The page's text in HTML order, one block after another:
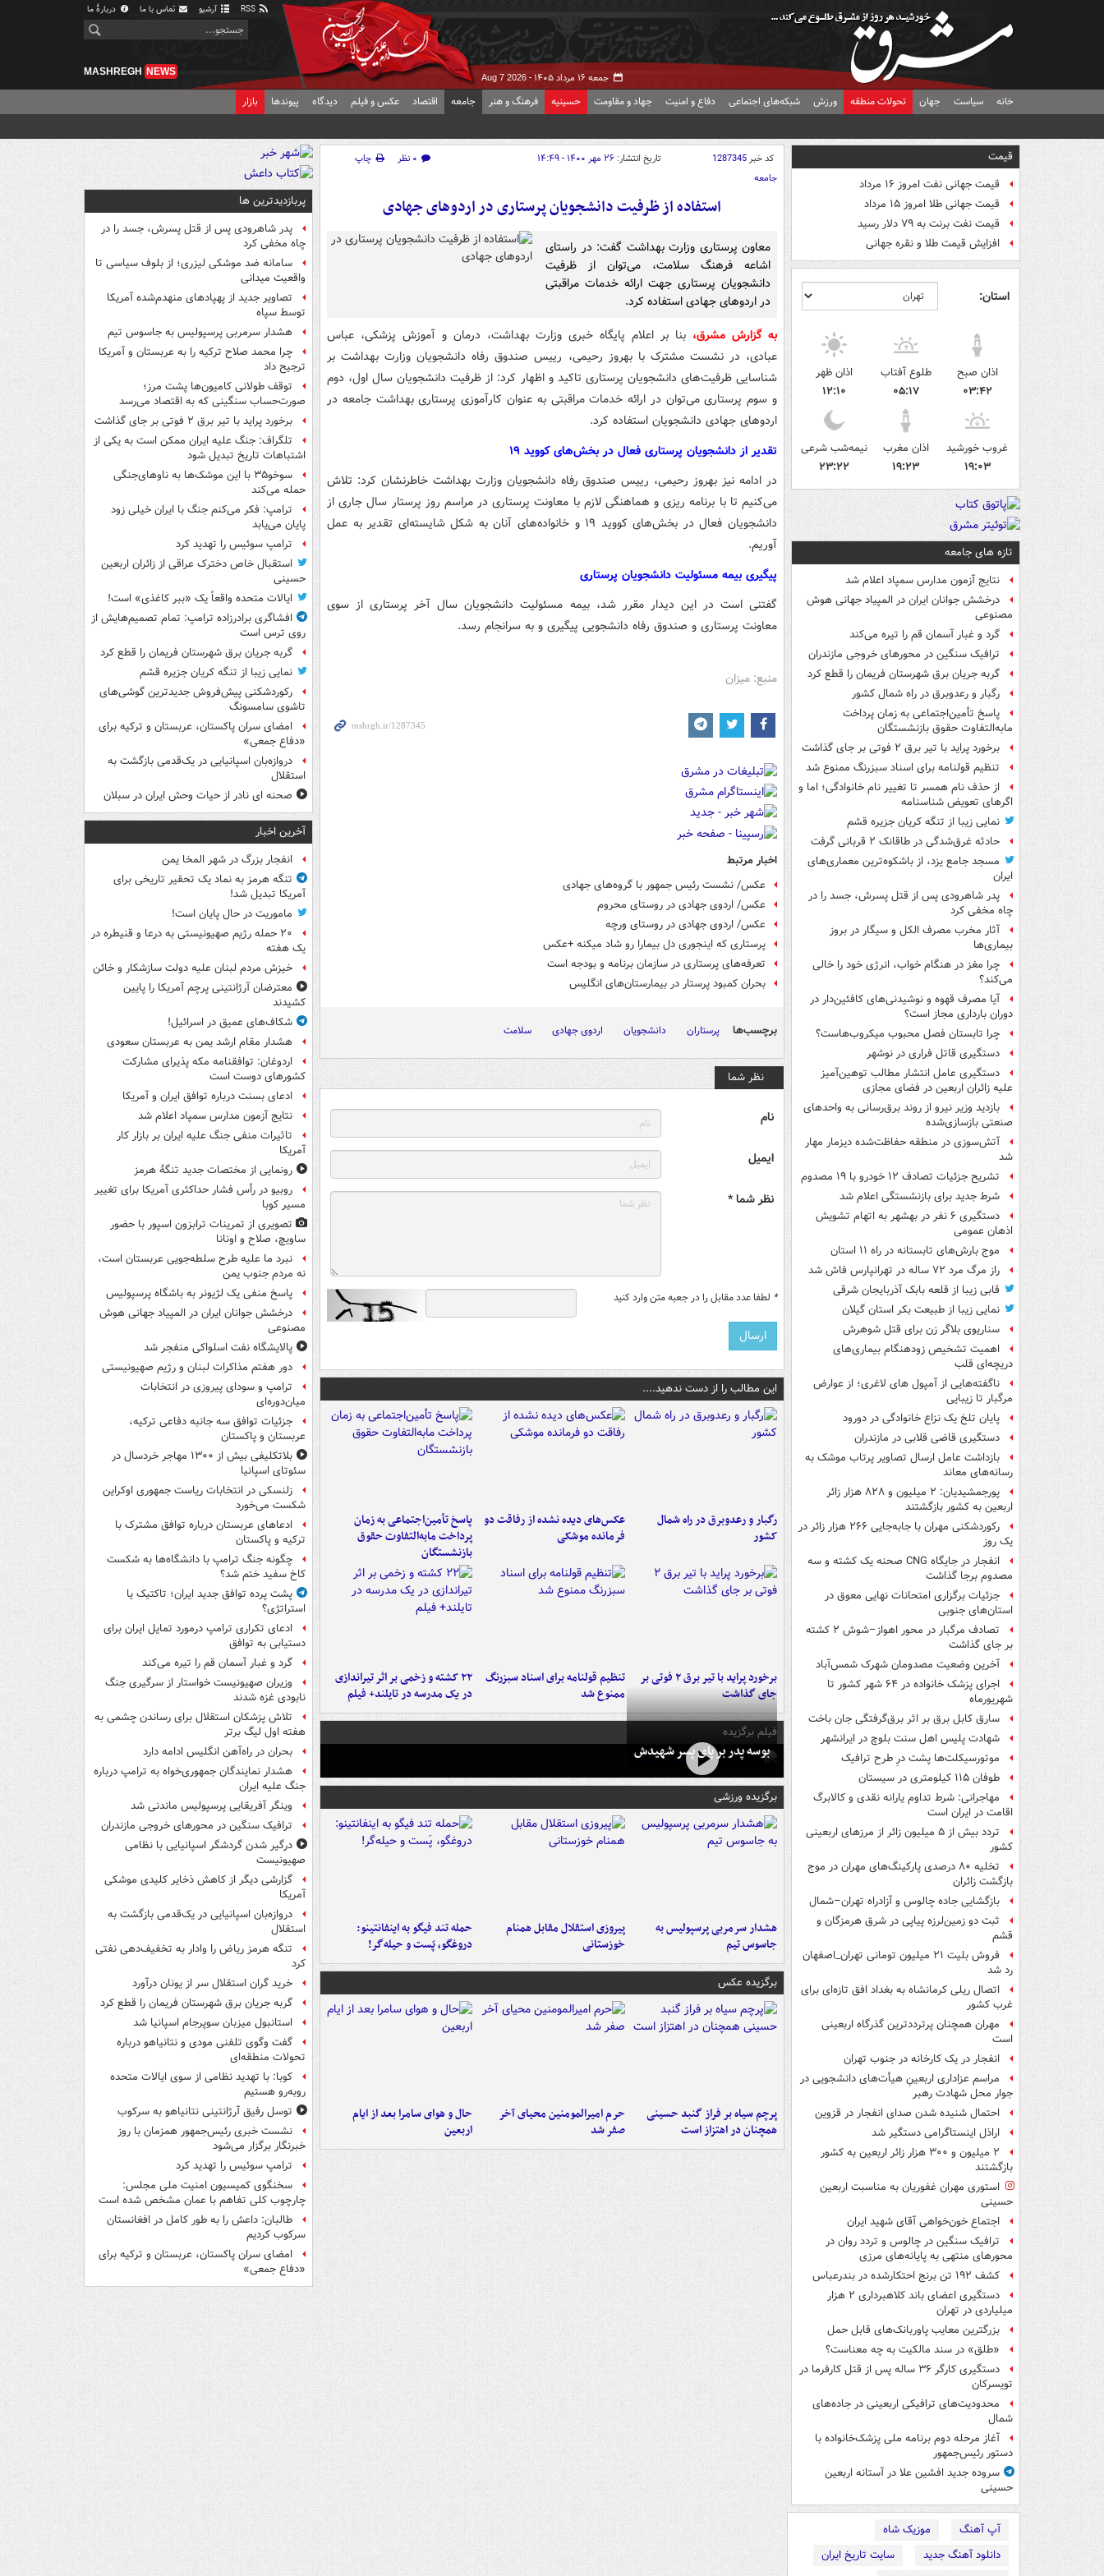
آرشیو تماس با ما دربارهٔ ما
جمعه ۱۶ مرداد ۱۴۰۵ - Aug 7 2026
MASHREGH NEWS
خانه سیاست جهان تحولات منطقه ورزش شبکه‌های اجتماعی دفاع و امنیت جهاد و مقاومت حسینیه فرهنگ و هنر جامعه اقتصاد عکس و فیلم دیدگاه پیوندها بازار
قیمت
قیمت جهانی نفت امروز ۱۶ مرداد
قیمت جهانی طلا امروز ۱۵ مرداد
قیمت نفت برنت به ۷۹ دلار رسید
افزایش قیمت طلا و نقره جهانی
استان:
اذان صبح
۰۳:۴۲
طلوع آفتاب
۰۵:۱۷
اذان ظهر
۱۲:۱۰
غروب خورشید
۱۹:۰۳
اذان مغرب
۱۹:۲۳
نیمه‌شب شرعی
۲۳:۲۲
تازه های جامعه
نتایج آزمون مدارس سمپاد اعلام شد
درخشش جوانان ایران در المپیاد جهانی هوش
مصنوعی
گرد و غبار آسمان قم را تیره می‌کند
ترافیک سنگین در محورهای خروجی مازندران
گربه جریان برق شهرستان فریمان را قطع کرد
رگبار و رعدوبرق در راه شمال کشور
پاسخ تأمین‌اجتماعی به زمان پرداخت
مابه‌التفاوت حقوق بازنشستگان
برخورد پراید با تیر برق ۲ فوتی بر جای گذاشت
تنظیم قولنامه برای اسناد سبزرنگ ممنوع شد
از حذف نام همسر تا تغییر نام خانوادگی؛ اما و
اگرهای تعویض شناسنامه
نمایی زیبا از تنگه کریان جزیره قشم
حادثه غرق‌شدگی در طاقانک ۲ قربانی گرفت
مسجد جامع یزد، از باشکوه‌ترین معماری‌های
ایران
پدر شاهرودی پس از قتل پسرش، جسد را در
چاه مخفی کرد
آثار مخرب مصرف الکل و سیگار در بروز
بیماری‌ها
چرا مغز در هنگام خواب، انرژی خود را خالی
می‌کند؟
آیا مصرف قهوه و نوشیدنی‌های کافئین‌دار در
دوران بارداری مجاز است؟
چرا تابستان فصل محبوب میکروب‌هاست؟
دستگیری قاتل فراری در نوشهر
دستگیری عامل انتشار مطالب توهین‌آمیز
علیه زائران اربعین در فضای مجازی
بازدید وزیر نیرو از روند برق‌رسانی به واحدهای
صنعتی بازسازی‌شده
آتش‌سوزی در منطقه حفاظت‌شده دیزمار مهار
شد
تشریح جزئیات تصادف ۱۲ خودرو با ۱۹ مصدوم
شرط جدید برای بازنشستگی اعلام شد
دستگیری ۶ نفر در بهشهر به اتهام تشویش
اذهان عمومی
موج بارش‌های تابستانه در راه ۱۱ استان
راز مرگ مرد ۷۲ ساله در تهرانپارس فاش شد
قابی زیبا از قلعه بابک آذربایجان شرقی
نمایی زیبا از طبیعت بکر استان گیلان
سناریوی بلاگر زن برای قتل شوهرش
اهمیت تشخیص زودهنگام بیماری‌های
دریچه‌ای قلب
ناگفته‌هایی از آمپول های لاغری؛ از عوارض
مرگبار تا زیبایی
پایان تلخ یک نزاع خانوادگی در دورود
دستگیری قاضی قلابی در مازندران
بازداشت عامل ارسال تصاویر پرتاب موشک به
رسانه‌های معاند
پورجمشیدیان: ۲ میلیون و ۸۲۸ هزار زائر
اربعین به کشور بازگشتند
رکوردشکنی مهران با جابه‌جایی ۲۶۶ هزار زائر در
یک روز
انفجار در جایگاه CNG صحنه یک کشته و سه
مصدوم برجا گذاشت
جزئیات برگزاری امتحانات نهایی معوق در
استان‌های جنوبی
تصادف مرگبار در محور اهواز–شوش ۲ کشته
بر جای گذاشت
آخرین وضعیت مصدومان شهرک شمس‌آباد
اجرای پزشک خانواده در ۶۴ شهر کشور تا
شهریورماه
سارق کابل برق بر اثر برق‌گرفتگی جان باخت
شهادت پلیس اهل سنت بلوچ در ایرانشهر
موتورسیکلت‌ها پشت درِ طرح ترافیک
طوفان ۱۱۵ کیلومتری در سیستان
مهاجرانی: شرط تداوم یارانه نقدی و کالابرگ
اقامت در ایران است
تردد بیش از ۵ میلیون زائر از مرزهای اربعینی
کشور
تخلیه ۸۰ درصدی پارکینگ‌های مهران در موج
بازگشت زائران
بازگشایی جاده چالوس و آزادراه تهران–شمال
ثبت دو زمین‌لرزه پیاپی در شرق هرمزگان و
قشم
فروش بلیت ۲۱ میلیون تومانی تهران_اصفهان
رد شد
اتصال ریلی کرمانشاه به بغداد افق تازه‌ای برای
غرب کشور
مهران همچنان پرترددترین گذرگاه اربعینی
است
انفجار در یک کارخانه در جنوب تهران
مراسم عزاداری اربعینِ هیأت‌های دانشجویی در
جوار محل شهادت رهبر
احتمال شنیده شدن صدای انفجار در قزوین
اراذل اینستاگرامی دستگیر شد
۲ میلیون و ۳۰۰ هزار زائر اربعین به کشور
بازگشتند
استوری مهران غفوریان به مناسبت اربعین
حسینی
اجتماع خون‌خواهی آقای شهید ایران
ترافیک سنگین در چالوس و تردد روان در
محورهای منتهی به پایانه‌های مرزی
کشف ۱۹۲ تن برنج احتکارشده در بندرعباس
دستگیری اعضای باند کلاهبرداری ۲ هزار
میلیاردی در تهران
بزرگترین معایب پاوربانک‌های قابل حمل
«طلق» در سند مالکیت به چه معناست؟
دستگیری کارگر ۳۶ ساله پس از قتل کارفرما در
تویسرکان
محدودیت‌های ترافیکی اربعینی در جاده‌های
شمال‌
آغاز مرحله دوم برنامه ملی پزشک‌خانواده با
دستور رئیس‌جمهور
سروده جدید افشین علا در آستانه اربعین
حسینی
آپ آهنگ
موزیک شاه
دانلود آهنگ جدید
سایت تاریخ ایران
کد خبر1287345 تاریخ انتشار: ۲۶ مهر ۱۴۰۰ - ۱۴:۴۹ ۰ نظر
چاپ
جامعه
استفاده از ظرفیت دانشجویان پرستاری در اردوهای جهادی
معاون پرستاری وزارت بهداشت گفت: در راستای
اشاعه فرهنگ سلامت، می‌توان از ظرفیت
دانشجویان پرستاری جهت ارائه خدمات مراقبتی
در اردوهای جهادی استفاده کرد.
به گزارش مشرق، بنا بر اعلام پایگاه خبری وزارت بهداشت، درمان و آموزش پزشکی، عباس
عبادی، در نشست مشترک با بهروز رحیمی، رییس صندوق رفاه دانشجویان وزارت بهداشت بر
شناسایی ظرفیت‌های دانشجویان پرستاری تاکید و اظهار کرد: از ظرفیت دانشجویان سال اول، دوم
و سوم پرستاری می‌توان در ارائه خدمات مراقبتی به عنوان کارآموزی پرستاری بهداشت جامعه در
اردوهای جهادی دانشجویان استفاده کرد.
تقدیر از دانشجویان پرستاری فعال در بخش‌های کووید ۱۹
در ادامه نیز بهروز رحیمی، رییس صندوق رفاه دانشجویان وزارت بهداشت خاطرنشان کرد: تلاش
می‌کنیم تا با برنامه ریزی و هماهنگی لازم با معاونت پرستاری در مراسم روز پرستار سال جاری از
دانشجویان فعال در بخش‌های کووید ۱۹ و خانواده‌های آنان به شکل شایسته‌ای تقدیر به عمل
آوریم.
پیگیری بیمه مسئولیت دانشجویان پرستاری
گفتنی است در این دیدار مقرر شد، بیمه مسئولیت دانشجویان سال آخر پرستاری از سوی
معاونت پرستاری و صندوق رفاه دانشجویی پیگیری و به سرانجام رسد.
منبع: میزان
اخبار مرتبط
عکس/ نشست رئیس جمهور با گروه‌های جهادی
عکس/ اردوی جهادی در روستای محروم
عکس/ اردوی جهادی در روستای ورچه
پرستاری که اینجوری دل بیمارا رو شاد میکنه +عکس
تعرفه‌های پرستاری در سازمان برنامه و بودجه است
بحران کمبود پرستار در بیمارستان‌های انگلیس
برچسب‌ها پرستاران دانشجویان اردوی جهادی سلامت
نظر شما
نام
ایمیل
نظر شما *
* لطفا عدد مقابل را در جعبه متن وارد کنید
این مطالب را از دست ندهید....
رگبار و رعدوبرق در راه شمال
کشور
عکس‌های دیده نشده از رفاقت دو
فرمانده‌ موشکی
پاسخ تأمین‌اجتماعی به زمان
پرداخت مابه‌التفاوت حقوق
بازنشستگان
برخورد پراید با تیر برق ۲ فوتی بر
جای گذاشت
تنظیم قولنامه برای اسناد سبزرنگ
ممنوع شد
۲۲ کشته و زخمی بر اثر تیراندازی
در یک مدرسه در تایلند+ فیلم
فیلم برگزیده
بوسه‌ پدر بر پای پسر شهیدش
برگزیده ورزشی
هشدار سرمربی پرسپولیس به
جاسوس تیم
پیروزی استقلال مقابل همنام
خوزستانی
حمله تند فیگو به اینفانتینو:
دروغگو، پَست‌ و حیله‌گر!
برگزیده عکس
پرچم سیاه بر فراز گنبد حسینی
همچنان در اهتزاز است
حرم امیرالمومنین محیای آخر
صفر شد
حال و هوای سامرا بعد از ایام
اربعین
پربازدیدترین ها
پدر شاهرودی پس از قتل پسرش، جسد را در
چاه مخفی کرد
سامانه ضد موشکی لیزری؛ از بلوف سیاسی تا
واقعیت میدانی
تصاویر جدید از پهپادهای منهدم‌شده آمریکا
توسط سپاه
هشدار سرمربی پرسپولیس به جاسوس تیم
چرا محمد صلاح ترکیه را به عربستان و آمریکا
ترجیح داد
توقف طولانی کامیون‌ها پشت مرز؛
صورت‌حساب سنگینی که به اقتصاد می‌رسد
برخورد پراید با تیر برق ۲ فوتی بر جای گذاشت
تلگراف: جنگ علیه ایران ممکن است به یکی از
اشتباهات تاریخ تبدیل شود
سوخو۳۵ با این موشک‌ها به ناوهای‌جنگی
حمله می‌کند
ترامپ: فکر می‌کنم جنگ با ایران خیلی زود
پایان می‌یابد
ترامپ سوئیس را تهدید کرد
استقبال خاص دخترک عراقی از زائران اربعین
حسینی
ایالات متحده واقعاً یک «ببر کاغذی» است!
افشاگری برادرزاده ترامپ: تمام تصمیم‌هایش از
روی ترس است
گربه جریان برق شهرستان فریمان را قطع کرد
نمایی زیبا از تنگه کریان جزیره قشم
رکوردشکنی پیش‌فروش جدیدترین گوشی‌های
تاشوی سامسونگ
امضای سران پاکستان، عربستان و ترکیه برای
«دفاع جمعی»
دروازه‌بان اسپانیایی در یک‌قدمی بازگشت به
استقلال
صحنه ای نادر از حیات وحش ایران در سبلان
آخرین اخبار
انفجار بزرگ در شهر المخا یمن
تنگه هرمز به نماد یک تحقیر تاریخی برای
آمریکا تبدیل شد!
ماموریت در حال پایان است!
۲۰ حمله رژیم صهیونیستی به درعا و قنیطره در
یک هفته
خیزش مردم لبنان علیه دولت سازشکار و خائن
معترضان آرژانتینی پرچم آمریکا را پایین
کشیدند
شکاف‌های عمیق در اسرائیل!
هشدار مقام ارشد یمن به عربستان سعودی
اردوغان: توافقنامه مکه پذیرای مشارکت
کشورهای دوست است
ادعای بسنت درباره توافق ایران و آمریکا
نتایج آزمون مدارس سمپاد اعلام شد
تاثیرات منفی جنگ علیه ایران بر بازار کار
آمریکا
رونمایی از مختصات جدید تنگۀ هرمز
روبیو در رأس فشار حداکثری آمریکا برای تغییر
مسیر کوبا
تصویری از تمرینات ترابزون اسپور با حضور
ساویچ، صلاح و اونانا
نبرد ما علیه طرح سلطه‌جویی عربستان است،
نه مردم جنوب یمن
پاسخ منفی یک لژیونر به باشگاه پرسپولیس
درخشش جوانان ایران در المپیاد جهانی هوش
مصنوعی
پالایشگاه نفت اسلواکی منفجر شد
دور هفتم مذاکرات لبنان و رژیم صهیونیستی
ترامپ و سودای پیروزی در انتخابات
میان‌دوره‌ای
جزئیات توافق سه جانبه دفاعی ترکیه،
عربستان و پاکستان
بلاتکلیفی بیش از ۱۳۰۰ مهاجر خردسال در
سئوتای اسپانیا
زلنسکی در انتخابات ریاست جمهوری اوکراین
شکست می‌خورد
ادعاهای عربستان درباره توافق مشترک با
ترکیه و پاکستان
چگونه جنگ ترامپ با دانشگاه‌ها به شکست
کاخ سفید ختم شد؟
پشت پرده توافق جدید ایران؛ تاکتیک یا
استراتژی؟
ادعای تکراری ترامپ درمورد تمایل ایران برای
دستیابی به توافق
گرد و غبار آسمان قم را تیره می‌کند
وزیران صهیونیست خواستار از سرگیری جنگ
نابودی غزه شدند
تلاش پزشکان استقلال برای رساندن چشمی به
هفته اول لیگ برتر
بحران در راه‌آهن انگلیس ادامه دارد
هشدار نمایندگان جمهوری‌خواه به ترامپ درباره
جنگ علیه ایران
وینگر آفریقایی پرسپولیس ماندنی شد
ترافیک سنگین در محورهای خروجی مازندران
درگیر شدن گردشگر اسپانیایی با نظامی
صهیونیست
گزارشی دیگر از کاهش ذخایر کلیدی موشکی
آمریکا
دروازه‌بان اسپانیایی در یک‌قدمی بازگشت به
استقلال
تنگه هرمز ریاض را وادار به تخفیف‌دهی نفتی
کرد
خرید گران استقلال سر از یونان درآورد
گربه جریان برق شهرستان فریمان را قطع کرد
استانبول میزبان سوپرجام اسپانیا شد
گفت وگوی تلفنی مودی و نتانیاهو درباره
تحولات منطقه‌ای
کوبا: با تهدید نظامی از سوی ایالات متحده
روبه‌رو هستیم
توسل رفیق آرژانتینی نتانیاهو به سرکوب
نشست خبری رئیس‌جمهور همزمان با روز
خبرنگار برگزار می‌شود
ترامپ سوئیس را تهدید کرد
سخنگوی کمیسیون امنیت ملی مجلس:
چارچوب کلی تفاهم با عمان مشخص شده است
طالبان: داعش را به طور کامل در افغانستان
سرکوب کردیم
امضای سران پاکستان، عربستان و ترکیه برای
«دفاع جمعی»